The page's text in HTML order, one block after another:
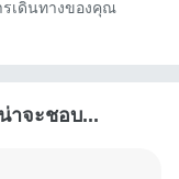
รเดินทางของคุณ
าจะชอบ...